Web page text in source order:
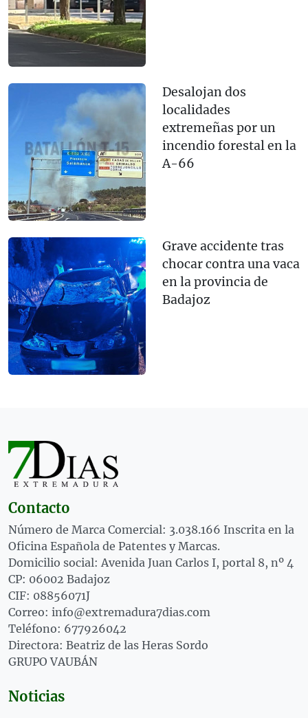
Desalojan dos
localidades
extremeñas por un
incendio forestal en la
A-66
Grave accidente tras
chocar contra una vaca
en la provincia de
Badajoz
Contacto
Número de Marca Comercial: 3.038.166 Inscrita en la
Oficina Española de Patentes y Marcas.
Domicilio social: Avenida Juan Carlos I, portal 8, nº 4
CP: 06002 Badajoz
CIF: 08856071J
Correo: info@extremadura7dias.com
Teléfono: 677926042
Directora: Beatriz de las Heras Sordo
GRUPO VAUBÁN
Noticias